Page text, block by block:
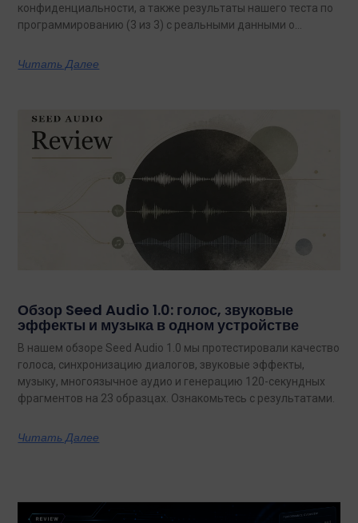
конфиденциальности, а также результаты нашего теста по
программированию (3 из 3) с реальными данными о
Читать Далее
Обзор Seed Audio 1.0: голос, звуковые
эффекты и музыка в одном устройстве
В нашем обзоре Seed Audio 1.0 мы протестировали качество
голоса, синхронизацию диалогов, звуковые эффекты,
музыку, многоязычное аудио и генерацию 120-секундных
фрагментов на 23 образцах. Ознакомьтесь с результатами.
Читать Далее